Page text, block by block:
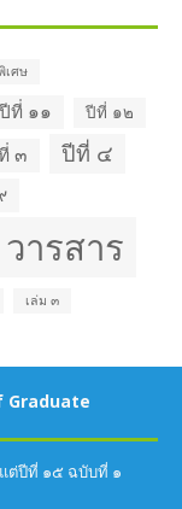
เศษ
ปีที่ ๑๑
ปีที่ ๑๒
๓ ปีที่ ๔
วารสาร
เล่ม ๓
Graduate
ต่ปีที่ ๑๕ ฉบับที่ ๑